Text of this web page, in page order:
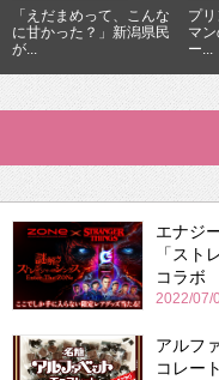
「えだまめって、こんな
に甘かった？」新潟県民
が...
プ
マ
ー...
エナジ
「スト
コラボ
2022/07/
アルフ
コレー